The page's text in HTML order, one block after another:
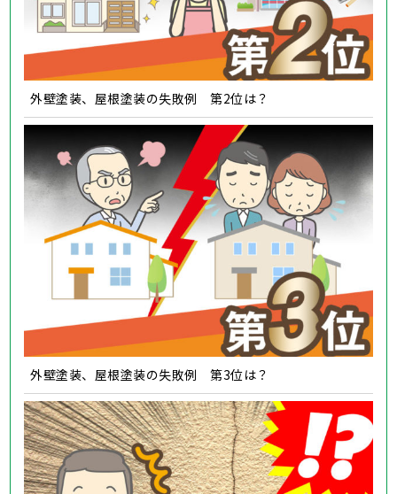
外壁塗装、屋根塗装の失敗例 第2位は？
外壁塗装、屋根塗装の失敗例 第3位は？